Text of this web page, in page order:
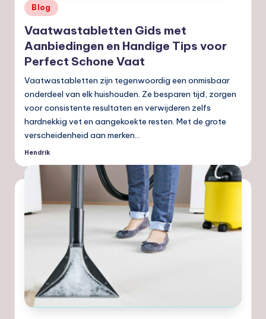
Geplaatst
in
Blog
Vaatwastabletten Gids met
Aanbiedingen en Handige Tips voor
Perfect Schone Vaat
Vaatwastabletten zijn tegenwoordig een onmisbaar
onderdeel van elk huishouden. Ze besparen tijd, zorgen
voor consistente resultaten en verwijderen zelfs
hardnekkig vet en aangekoekte resten. Met de grote
verscheidenheid aan merken…
Geplaatst
Hendrik